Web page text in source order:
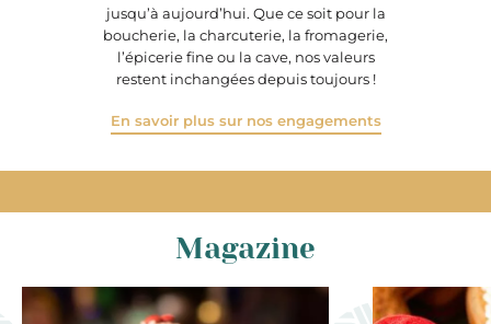
jusqu’à aujourd’hui. Que ce soit pour la
boucherie, la charcuterie, la fromagerie,
l’épicerie fine ou la cave, nos valeurs
restent inchangées depuis toujours !
En savoir plus sur nos engagements
Magazine